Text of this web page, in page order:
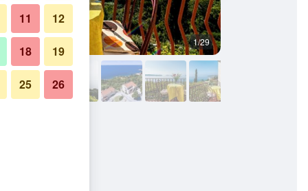
1/29
11 12
18 19
25 26